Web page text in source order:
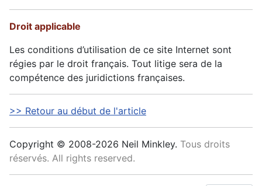
Droit applicable
Les conditions d’utilisation de ce site Internet sont
régies par le droit français. Tout litige sera de la
compétence des juridictions françaises.
>> Retour au début de l'article
Copyright © 2008-2026 Neil Minkley. Tous droits
réservés. All rights reserved.